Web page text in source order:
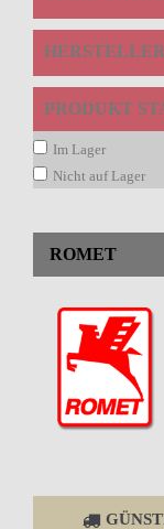
PRODUKT
Im Lager
Nicht auf Lager
ROMET